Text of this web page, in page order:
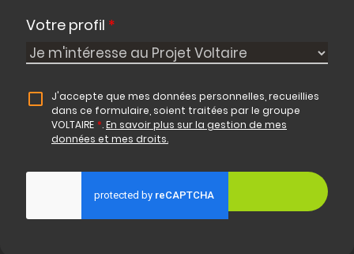
Votre profil *
J'accepte que mes données personnelles, recueillies
dans ce formulaire, soient traitées par le groupe
VOLTAIRE *.En savoir plus sur la gestion de mes
données et mes droits.